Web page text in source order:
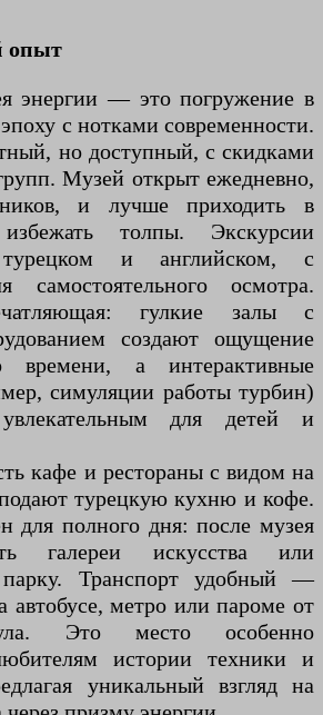
опыт
энергии — это погружение в
с нотками современности.
но доступный, с скидками
Музей открыт ежедневно,
и лучше приходить в
толпы. Экскурсии
и английском, с
самостоятельного осмотра.
гулкие залы с
создают ощущение
времени, а интерактивные
симуляции работы турбин)
для детей и
кафе и рестораны с видом на
подают турецкую кухню и кофе.
для полного дня: после музея
галереи искусства или
парку. Транспорт удобный —
автобусе, метро или пароме от
Это место особенно
истории техники и
уникальный взгляд на